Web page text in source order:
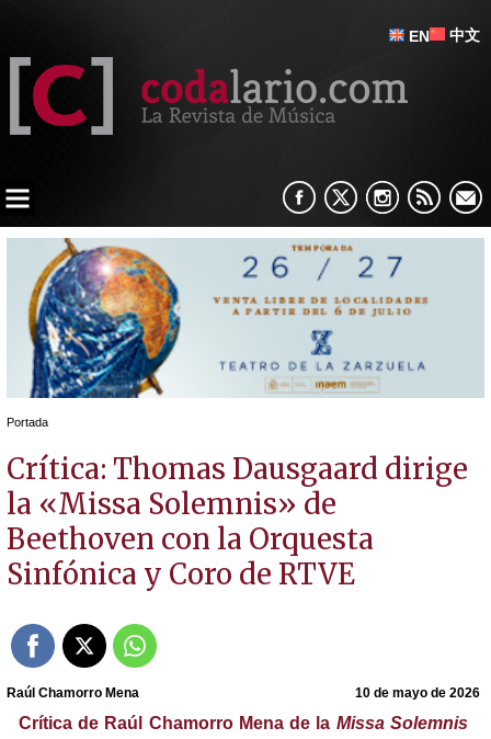
EN 中文
Portada
Crítica: Thomas Dausgaard dirige
la «Missa Solemnis» de
Beethoven con la Orquesta
Sinfónica y Coro de RTVE
Raúl Chamorro Mena 10 de mayo de 2026
Crítica de Raúl Chamorro Mena de la Missa Solemnis